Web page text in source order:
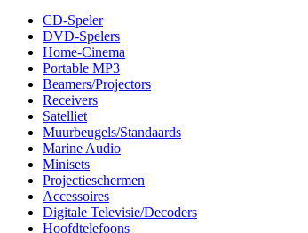
CD-Speler
DVD-Spelers
Home-Cinema
Portable MP3
Beamers/Projectors
Receivers
Satelliet
Muurbeugels/Standaards
Marine Audio
Minisets
Projectieschermen
Accessoires
Digitale Televisie/Decoders
Hoofdtelefoons